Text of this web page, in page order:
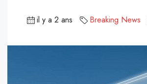
il y a 2 ans Breaking News